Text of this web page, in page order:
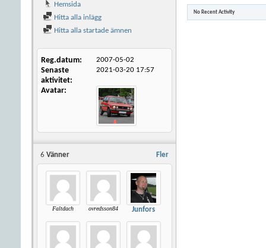
Hemsida
Hitta alla inlägg
Hitta alla startade ämnen
Reg.datum 2007-05-02
Senaste
aktivitet
2021-03-20 17:57
Avatar
Fler
6 Vänner
Faltdach ovredsson84 Junfors
No Recent Activity